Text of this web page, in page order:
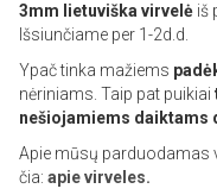
3mm lietuviška virvelė iš
Išsiunčiame per 1-2d.d.
Ypač tinka mažiems
nėriniams. Taip pat puikiai
nešiojamiems daiktams
Apie mūsų parduodamas
čia: apie virveles.